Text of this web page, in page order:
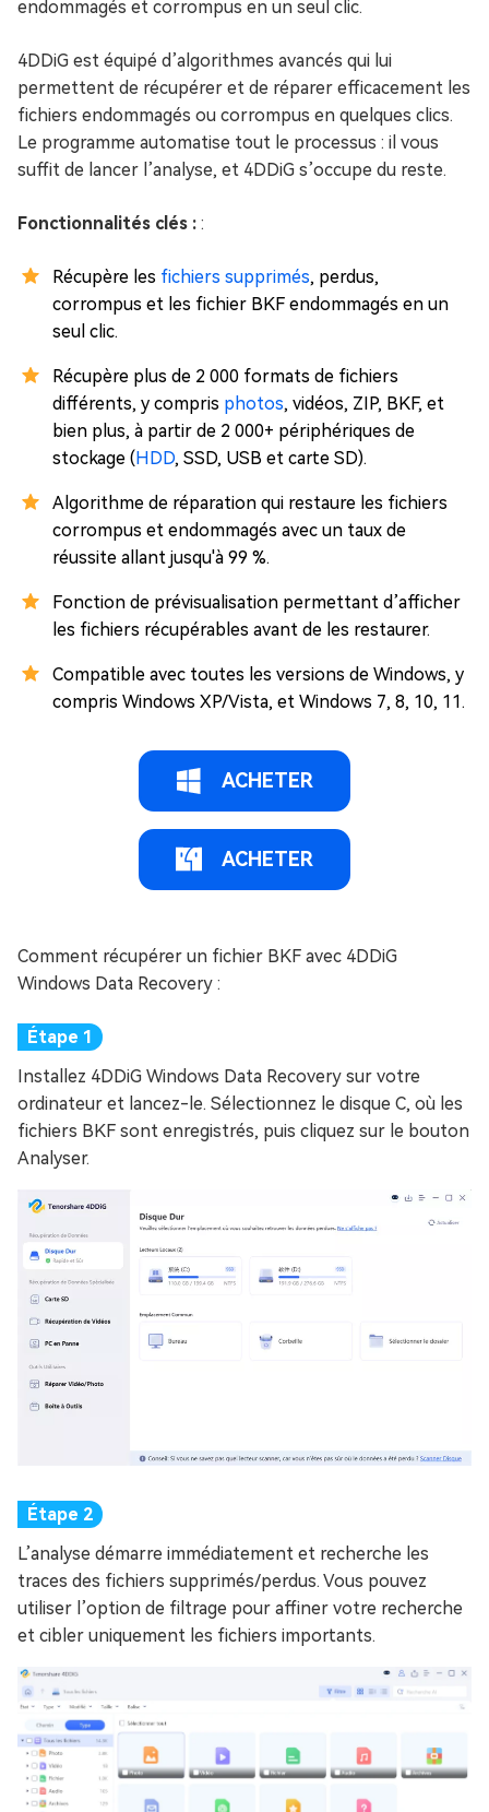
endommagés et corrompus en un seul clic.
4DDiG est équipé d’algorithmes avancés qui lui
permettent de récupérer et de réparer efficacement les
fichiers endommagés ou corrompus en quelques clics.
Le programme automatise tout le processus : il vous
suffit de lancer l’analyse, et 4DDiG s’occupe du reste.
Fonctionnalités clés : :
Récupère les fichiers supprimés, perdus,
corrompus et les fichier BKF endommagés en un
seul clic.
Récupère plus de 2 000 formats de fichiers
différents, y compris photos, vidéos, ZIP, BKF, et
bien plus, à partir de 2 000+ périphériques de
stockage (HDD, SSD, USB et carte SD).
Algorithme de réparation qui restaure les fichiers
corrompus et endommagés avec un taux de
réussite allant jusqu'à 99 %.
Fonction de prévisualisation permettant d’afficher
les fichiers récupérables avant de les restaurer.
Compatible avec toutes les versions de Windows, y
compris Windows XP/Vista, et Windows 7, 8, 10, 11.
ACHETER
ACHETER
Comment récupérer un fichier BKF avec 4DDiG
Windows Data Recovery :
Installez 4DDiG Windows Data Recovery sur votre
ordinateur et lancez-le. Sélectionnez le disque C, où les
fichiers BKF sont enregistrés, puis cliquez sur le bouton
Analyser.
L’analyse démarre immédiatement et recherche les
traces des fichiers supprimés/perdus. Vous pouvez
utiliser l’option de filtrage pour affiner votre recherche
et cibler uniquement les fichiers importants.